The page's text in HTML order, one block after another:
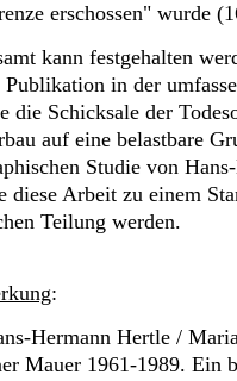
erschossen" wurde
kann festgehalten
Publikation in der
die Schicksale der
auf eine belastbare
Studie von
diese Arbeit zu einem
Teilung werden.
:
Hermann Hertle /
Mauer 1961-1989. Ein